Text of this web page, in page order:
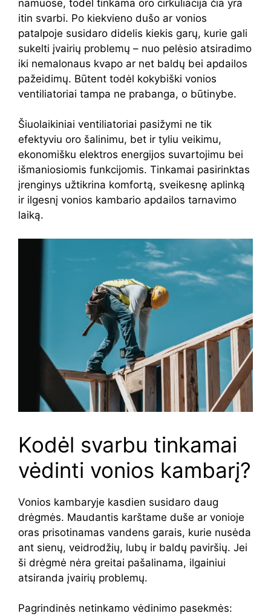
namuose, todėl tinkama oro cirkuliacija čia yra
itin svarbi. Po kiekvieno dušo ar vonios
patalpoje susidaro didelis kiekis garų, kurie gali
sukelti įvairių problemų – nuo pelėsio atsiradimo
iki nemalonaus kvapo ar net baldų bei apdailos
pažeidimų. Būtent todėl kokybiški vonios
ventiliatoriai tampa ne prabanga, o būtinybe.
Šiuolaikiniai ventiliatoriai pasižymi ne tik
efektyviu oro šalinimu, bet ir tyliu veikimu,
ekonomišku elektros energijos suvartojimu bei
išmaniosiomis funkcijomis. Tinkamai pasirinktas
įrenginys užtikrina komfortą, sveikesnę aplinką
ir ilgesnį vonios kambario apdailos tarnavimo
laiką.
Kodėl svarbu tinkamai
vėdinti vonios kambarį?
Vonios kambaryje kasdien susidaro daug
drėgmės. Maudantis karštame duše ar vonioje
oras prisotinamas vandens garais, kurie nusėda
ant sienų, veidrodžių, lubų ir baldų paviršių. Jei
ši drėgmė nėra greitai pašalinama, ilgainiui
atsiranda įvairių problemų.
Pagrindinės netinkamo vėdinimo pasekmės: